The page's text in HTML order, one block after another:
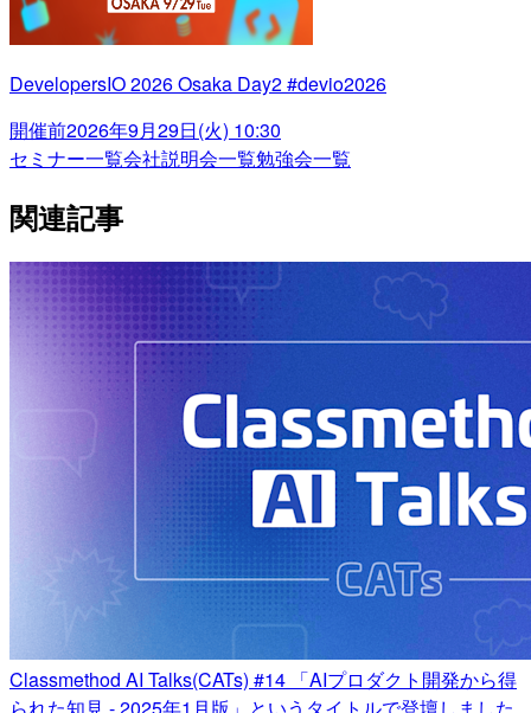
DevelopersIO 2026 Osaka Day2 #devio2026
開催前2026年9月29日(火) 10:30
セミナー一覧会社説明会一覧勉強会一覧
関連記事
Classmethod AI Talks(CATs) #14 「AIプロダクト開発から得
られた知見 - 2025年1月版」というタイトルで登壇しました